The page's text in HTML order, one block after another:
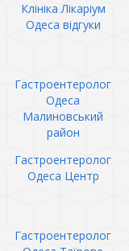
Клініка Лікаріум
Одеса відгуки
Гастроентеролог
Одеса
Малиновський
район
Гастроентеролог
Одеса Центр
Гастроентеролог